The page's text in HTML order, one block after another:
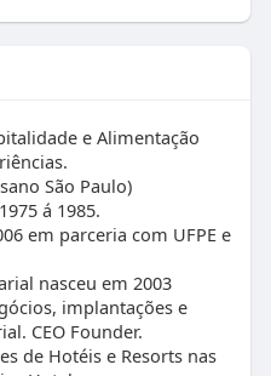
e Alimentação
São Paulo)
á 1985.
em parceria com UFPE e
nasceu em 2003
implantações e
CEO Founder.
de Hotéis e Resorts nas